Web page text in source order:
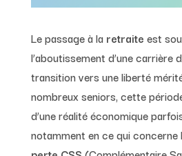
Le passage à la retraite est
l’aboutissement d’une carrière
transition vers une liberté
nombreux seniors, cette
d’une réalité économique
notamment en ce qui concerne